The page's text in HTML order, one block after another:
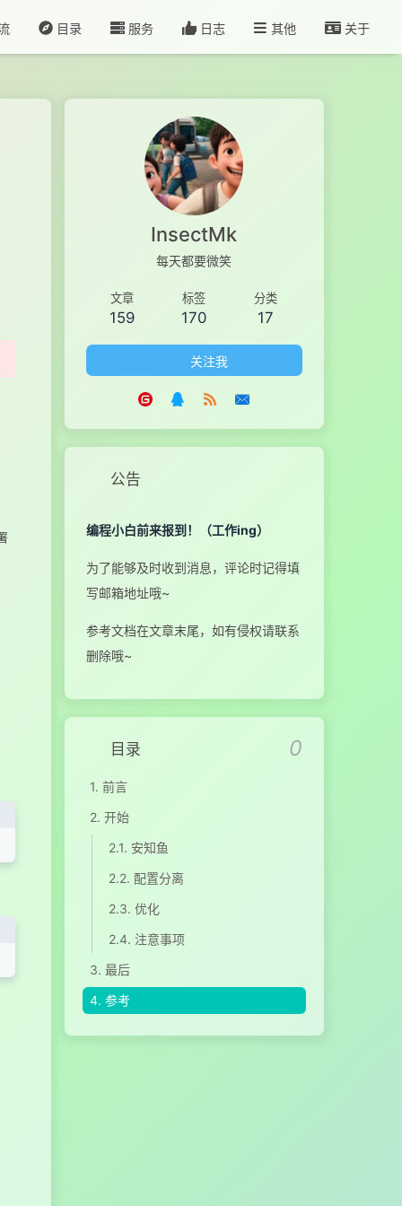
目录 服务 日志 其他 关于
InsectMk
每天都要微笑
文章
159
标签
170
分类
17
关注我
公告
编程小白前来报到！（工作ing）
为了能够及时收到消息，评论时记得填
写邮箱地址哦~
参考文档在文章末尾，如有侵权请联系
删除哦~
目录 0
1. 前言
2. 开始
2.1. 安知鱼
2.2. 配置分离
2.3. 优化
2.4. 注意事项
3. 最后
4. 参考